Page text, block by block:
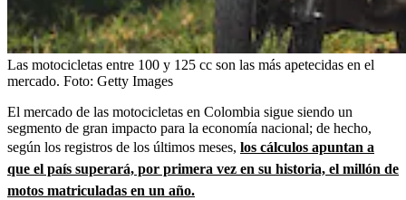
Las motocicletas entre 100 y 125 cc son las más apetecidas en el
mercado. Foto: Getty Images
El mercado de las motocicletas en Colombia sigue siendo un
segmento de gran impacto para la economía nacional; de hecho,
según los registros de los últimos meses, los cálculos apuntan a
que el país superará, por primera vez en su historia, el millón de
motos matriculadas en un año.